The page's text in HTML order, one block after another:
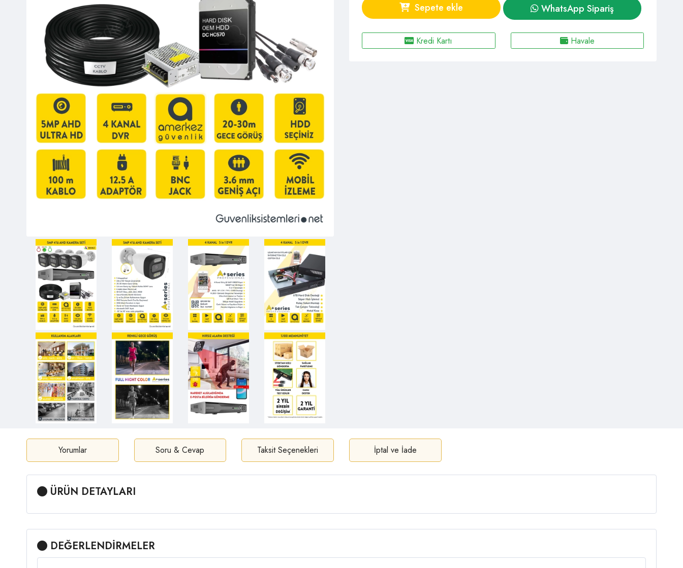
Sepete ekle WhatsApp Sipariş
Kredi Kartı Havale
Yorumlar Soru & Cevap Taksit Seçenekleri İptal ve İade
ÜRÜN DETAYLARI
DEĞERLENDİRMELER